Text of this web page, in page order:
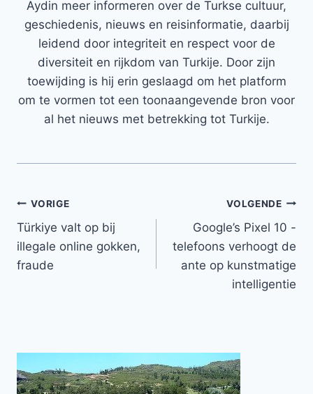
Aydin meer informeren over de Turkse cultuur,
geschiedenis, nieuws en reisinformatie, daarbij
leidend door integriteit en respect voor de
diversiteit en rijkdom van Turkije. Door zijn
toewijding is hij erin geslaagd om het platform
om te vormen tot een toonaangevende bron voor
al het nieuws met betrekking tot Turkije.
Bericht
navigatie
VORIGE
Türkiye valt op bij
illegale online gokken,
fraude
VOLGENDE
Google’s Pixel 10 -
telefoons verhoogt de
ante op kunstmatige
intelligentie